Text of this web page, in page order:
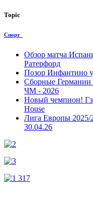
Topic
Спорт
Обзор матча
Ратерфорд
Позор Инфантино
Сборные Германии
ЧМ - 2026
Новый чемпион!
House
Лига Европы 2025/
30.04.26